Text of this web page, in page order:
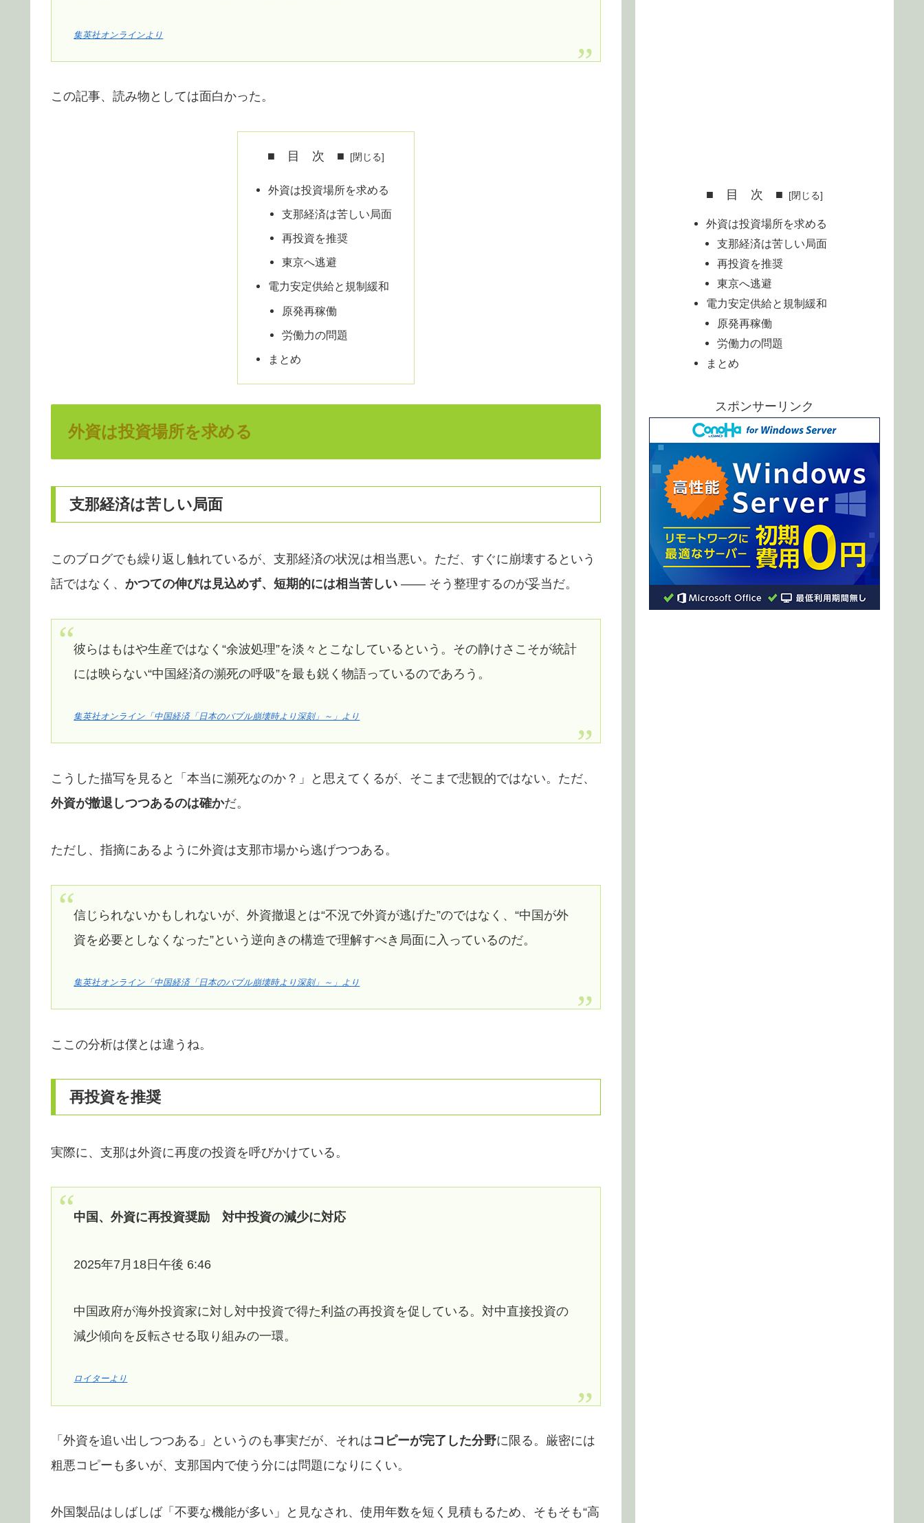
集英社オンラインより
この記事、読み物としては面白かった。
■ 目 次 ■
外資は投資場所を求める
支那経済は苦しい局面
再投資を推奨
東京へ逃避
電力安定供給と規制緩和
原発再稼働
労働力の問題
まとめ
外資は投資場所を求める
支那経済は苦しい局面
このブログでも繰り返し触れているが、支那経済の状況は相当悪い。ただ、すぐに崩壊するという
話ではなく、 かつての伸びは見込めず、短期的には相当苦しい —— そう整理するのが妥当だ。
彼らはもはや生産ではなく“余波処理”を淡々とこなしているという。その静けさこそが統計
には映らない“中国経済の瀕死の呼吸”を最も鋭く物語っているのであろう。
集英社オンライン「中国経済「日本のバブル崩壊時より深刻」～」より
こうした描写を見ると「本当に瀕死なのか？」と思えてくるが、そこまで悲観的ではない。ただ、
外資が撤退しつつあるのは確かだ。
ただし、指摘にあるように外資は支那市場から逃げつつある。
信じられないかもしれないが、外資撤退とは“不況で外資が逃げた”のではなく、“中国が外
資を必要としなくなった”という逆向きの構造で理解すべき局面に入っているのだ。
集英社オンライン「中国経済「日本のバブル崩壊時より深刻」～」より
ここの分析は僕とは違うね。
再投資を推奨
実際に、支那は外資に再度の投資を呼びかけている。
中国、外資に再投資奨励 対中投資の減少に対応
2025年7月18日午後 6:46
中国政府が海外投資家に対し対中投資で得た利益の再投資を促している。対中直接投資の
減少傾向を反転させる取り組みの一環。
ロイターより
「外資を追い出しつつある」というのも事実だが、それはコピーが完了した分野に限る。厳密には
粗悪コピーも多いが、支那国内で使う分には問題になりにくい。
外国製品はしばしば「不要な機能が多い」と見なされ、使用年数を短く見積もるため、そもそも“高
■ 目 次 ■
外資は投資場所を求める
支那経済は苦しい局面
再投資を推奨
東京へ逃避
電力安定供給と規制緩和
原発再稼働
労働力の問題
まとめ
スポンサーリンク